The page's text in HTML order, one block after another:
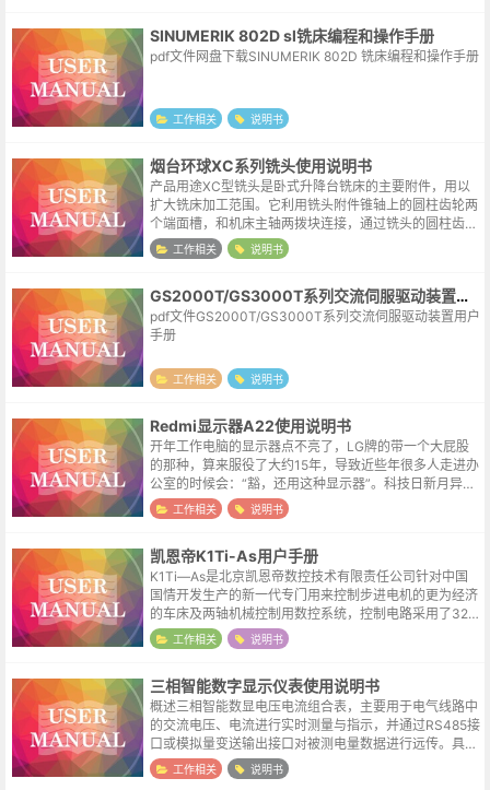
SINUMERIK 802D sl铣床编程和操作手册
pdf文件网盘下载SINUMERIK 802D 铣床编程和操作手册
工作相关 说明书
烟台环球XC系列铣头使用说明书
产品用途XC型铣头是卧式升降台铣床的主要附件，用以
扩大铣床加工范围。它利用铣头附件锥轴上的圆柱齿轮两
个端面槽，和机床主轴两拨块连接，通过铣头的圆柱齿
轮、配对螺旋伞齿轮，将机床主轴回转运动传递到铣头主
轴上。XC型铣头分立铣头和万能铣头两...
工作相关 说明书
GS2000T/GS3000T系列交流伺服驱动装置用户手册
pdf文件GS2000T/GS3000T系列交流伺服驱动装置用户
手册
工作相关 说明书
Redmi显示器A22使用说明书
开年工作电脑的显示器点不亮了，LG牌的带一个大屁股
的那种，算来服役了大约15年，导致近些年很多人走进办
公室的时候会：“豁，还用这种显示器”。科技日新月异，
新品层出不穷，很多东西于博主来说都已性能过剩，特别
工作用的设备，稳定就好。京东看...
工作相关 说明书
凯恩帝K1Ti-As用户手册
K1Ti—As是北京凯恩帝数控技术有限责任公司针对中国
国情开发生产的新一代专门用来控制步进电机的更为经济
的车床及两轴机械控制用数控系统，控制电路采用了32
位高性能微处理器，超大规模定制式集成电路芯片，多层
印刷电路板，显示器采用了7英寸...
工作相关 说明书
三相智能数字显示仪表使用说明书
概述三相智能数显电压电流组合表，主要用于电气线路中
的交流电压、电流进行实时测量与指示，并通过RS485接
口或模拟量变送输出接口对被测电量数据进行远传。具有
测量精度高、稳定性好、长期工作免调校、可通过面板按
键现场设置参数等特点。是原指针...
工作相关 说明书